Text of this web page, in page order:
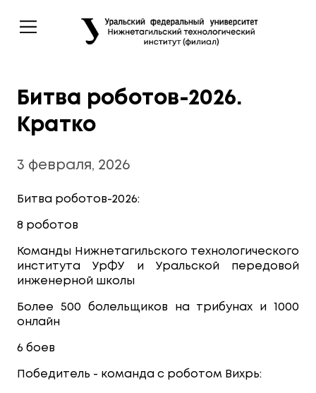
Битва роботов-2026.
Кратко
3 февраля, 2026
Битва роботов-2026:
8 роботов
Команды Нижнетагильского технологического
института УрФУ и Уральской передовой
инженерной школы
Более 500 болельщиков на трибунах и 1000
онлайн
6 боев
Победитель - команда с роботом Вихрь: